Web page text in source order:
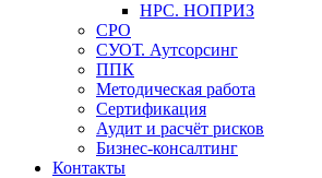
НРС. НОПРИЗ
СРО
СУОТ. Аутсорсинг
ППК
Методическая работа
Сертификация
Аудит и расчёт рисков
Бизнес-консалтинг
Контакты